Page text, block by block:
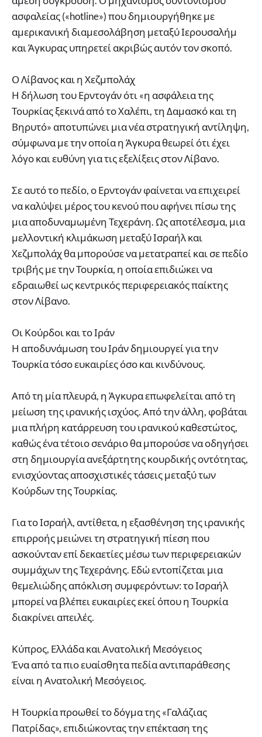
ασφαλείας («hotline») που δημιουργήθηκε με
αμερικανική διαμεσολάβηση μεταξύ Ιερουσαλήμ
και Άγκυρας υπηρετεί ακριβώς αυτόν τον σκοπό.
Ο Λίβανος και η Χεζμπολάχ
Η δήλωση του Ερντογάν ότι «η ασφάλεια της
Τουρκίας ξεκινά από το Χαλέπι, τη Δαμασκό και τη
Βηρυτό» αποτυπώνει μια νέα στρατηγική αντίληψη,
σύμφωνα με την οποία η Άγκυρα θεωρεί ότι έχει
λόγο και ευθύνη για τις εξελίξεις στον Λίβανο.
Σε αυτό το πεδίο, ο Ερντογάν φαίνεται να επιχειρεί
να καλύψει μέρος του κενού που αφήνει πίσω της
μια αποδυναμωμένη Τεχεράνη. Ως αποτέλεσμα, μια
μελλοντική κλιμάκωση μεταξύ Ισραήλ και
Χεζμπολάχ θα μπορούσε να μετατραπεί και σε πεδίο
τριβής με την Τουρκία, η οποία επιδιώκει να
εδραιωθεί ως κεντρικός περιφερειακός παίκτης
στον Λίβανο.
Οι Κούρδοι και το Ιράν
Η αποδυνάμωση του Ιράν δημιουργεί για την
Τουρκία τόσο ευκαιρίες όσο και κινδύνους.
Από τη μία πλευρά, η Άγκυρα επωφελείται από τη
μείωση της ιρανικής ισχύος. Από την άλλη, φοβάται
μια πλήρη κατάρρευση του ιρανικού καθεστώτος,
καθώς ένα τέτοιο σενάριο θα μπορούσε να οδηγήσει
στη δημιουργία ανεξάρτητης κουρδικής οντότητας,
ενισχύοντας αποσχιστικές τάσεις μεταξύ των
Κούρδων της Τουρκίας.
Για το Ισραήλ, αντίθετα, η εξασθένηση της ιρανικής
επιρροής μειώνει τη στρατηγική πίεση που
ασκούνταν επί δεκαετίες μέσω των περιφερειακών
συμμάχων της Τεχεράνης. Εδώ εντοπίζεται μια
θεμελιώδης απόκλιση συμφερόντων: το Ισραήλ
μπορεί να βλέπει ευκαιρίες εκεί όπου η Τουρκία
διακρίνει απειλές.
Κύπρος, Ελλάδα και Ανατολική Μεσόγειος
Ένα από τα πιο ευαίσθητα πεδία αντιπαράθεσης
είναι η Ανατολική Μεσόγειος.
Η Τουρκία προωθεί το δόγμα της «Γαλάζιας
Πατρίδας», επιδιώκοντας την επέκταση της